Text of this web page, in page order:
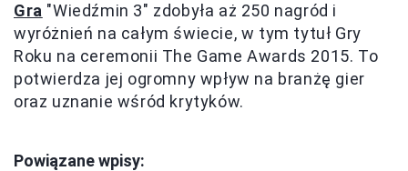
Gra "Wiedźmin 3" zdobyła aż 250 nagród i
wyróżnień na całym świecie, w tym tytuł Gry
Roku na ceremonii The Game Awards 2015. To
potwierdza jej ogromny wpływ na branżę gier
oraz uznanie wśród krytyków.
Powiązane wpisy: